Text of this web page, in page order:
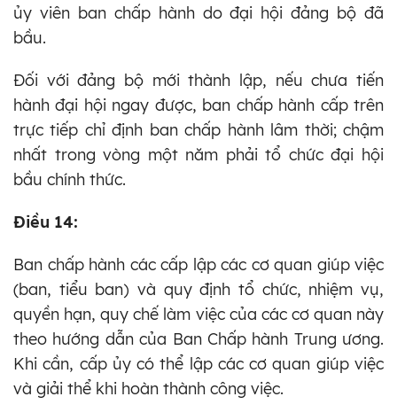
ủy viên ban chấp hành do đại hội đảng bộ đã
bầu.
Đối với đảng bộ mới thành lập, nếu chưa tiến
hành đại hội ngay được, ban chấp hành cấp trên
trực tiếp chỉ định ban chấp hành lâm thời; chậm
nhất trong vòng một năm phải tổ chức đại hội
bầu chính thức.
Điều 14:
Ban chấp hành các cấp lập các cơ quan giúp việc
(ban, tiểu ban) và quy định tổ chức, nhiệm vụ,
quyền hạn, quy chế làm việc của các cơ quan này
theo hướng dẫn của Ban Chấp hành Trung ương.
Khi cần, cấp ủy có thể lập các cơ quan giúp việc
và giải thể khi hoàn thành công việc.